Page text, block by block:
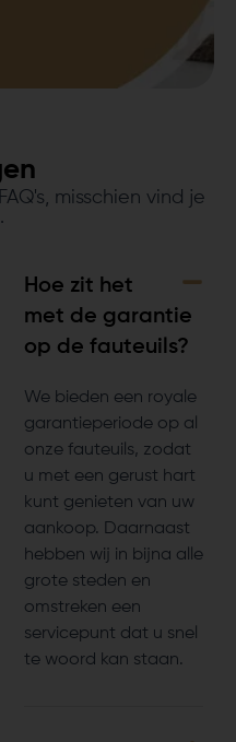
misschien vind je
Hoe zit het
met de garantie
op de fauteuils?
We bieden een royale
garantieperiode op al
onze fauteuils, zodat
u met een gerust hart
kunt genieten van uw
aankoop. Daarnaast
hebben wij in bijna alle
grote steden en
omstreken een
servicepunt dat u snel
te woord kan staan.